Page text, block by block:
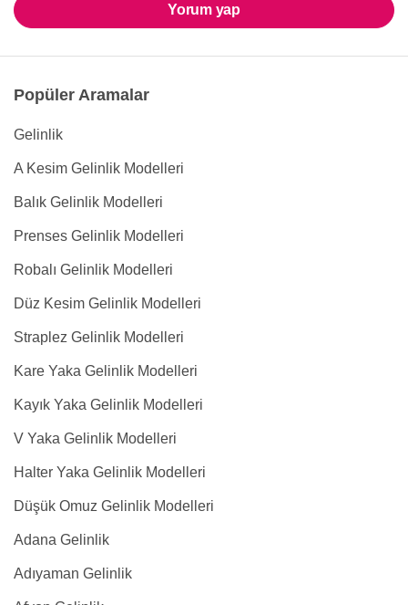
Yorum yap
Popüler Aramalar
Gelinlik
A Kesim Gelinlik Modelleri
Balık Gelinlik Modelleri
Prenses Gelinlik Modelleri
Robalı Gelinlik Modelleri
Düz Kesim Gelinlik Modelleri
Straplez Gelinlik Modelleri
Kare Yaka Gelinlik Modelleri
Kayık Yaka Gelinlik Modelleri
V Yaka Gelinlik Modelleri
Halter Yaka Gelinlik Modelleri
Düşük Omuz Gelinlik Modelleri
Adana Gelinlik
Adıyaman Gelinlik